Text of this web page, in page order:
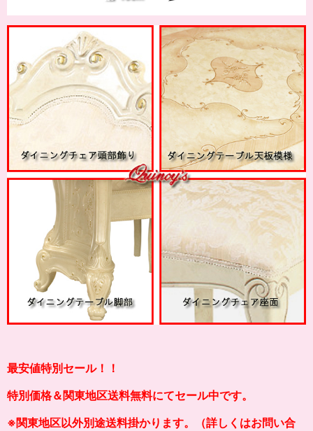
最安値特別セール！！
特別価格＆関東地区送料無料にてセール中です。
※関東地区以外別途送料掛かります。（詳しくはお問い合